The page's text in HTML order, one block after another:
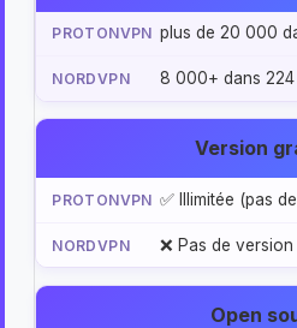
plus de 20 000
8 000+ dans 224
Version
✅ Illimitée (pas
❌ Pas de
Open